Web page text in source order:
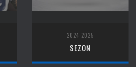
2024-2025
SEZON